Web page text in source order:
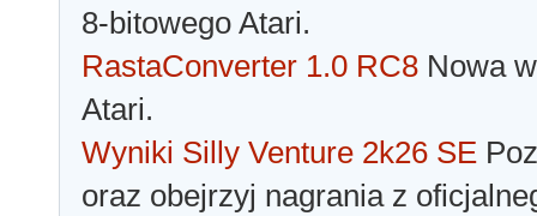
8-bitowego Atari.
RastaConverter 1.0 RC8 Nowa
Atari.
Wyniki Silly Venture 2k26 SE
oraz obejrzyj nagrania z